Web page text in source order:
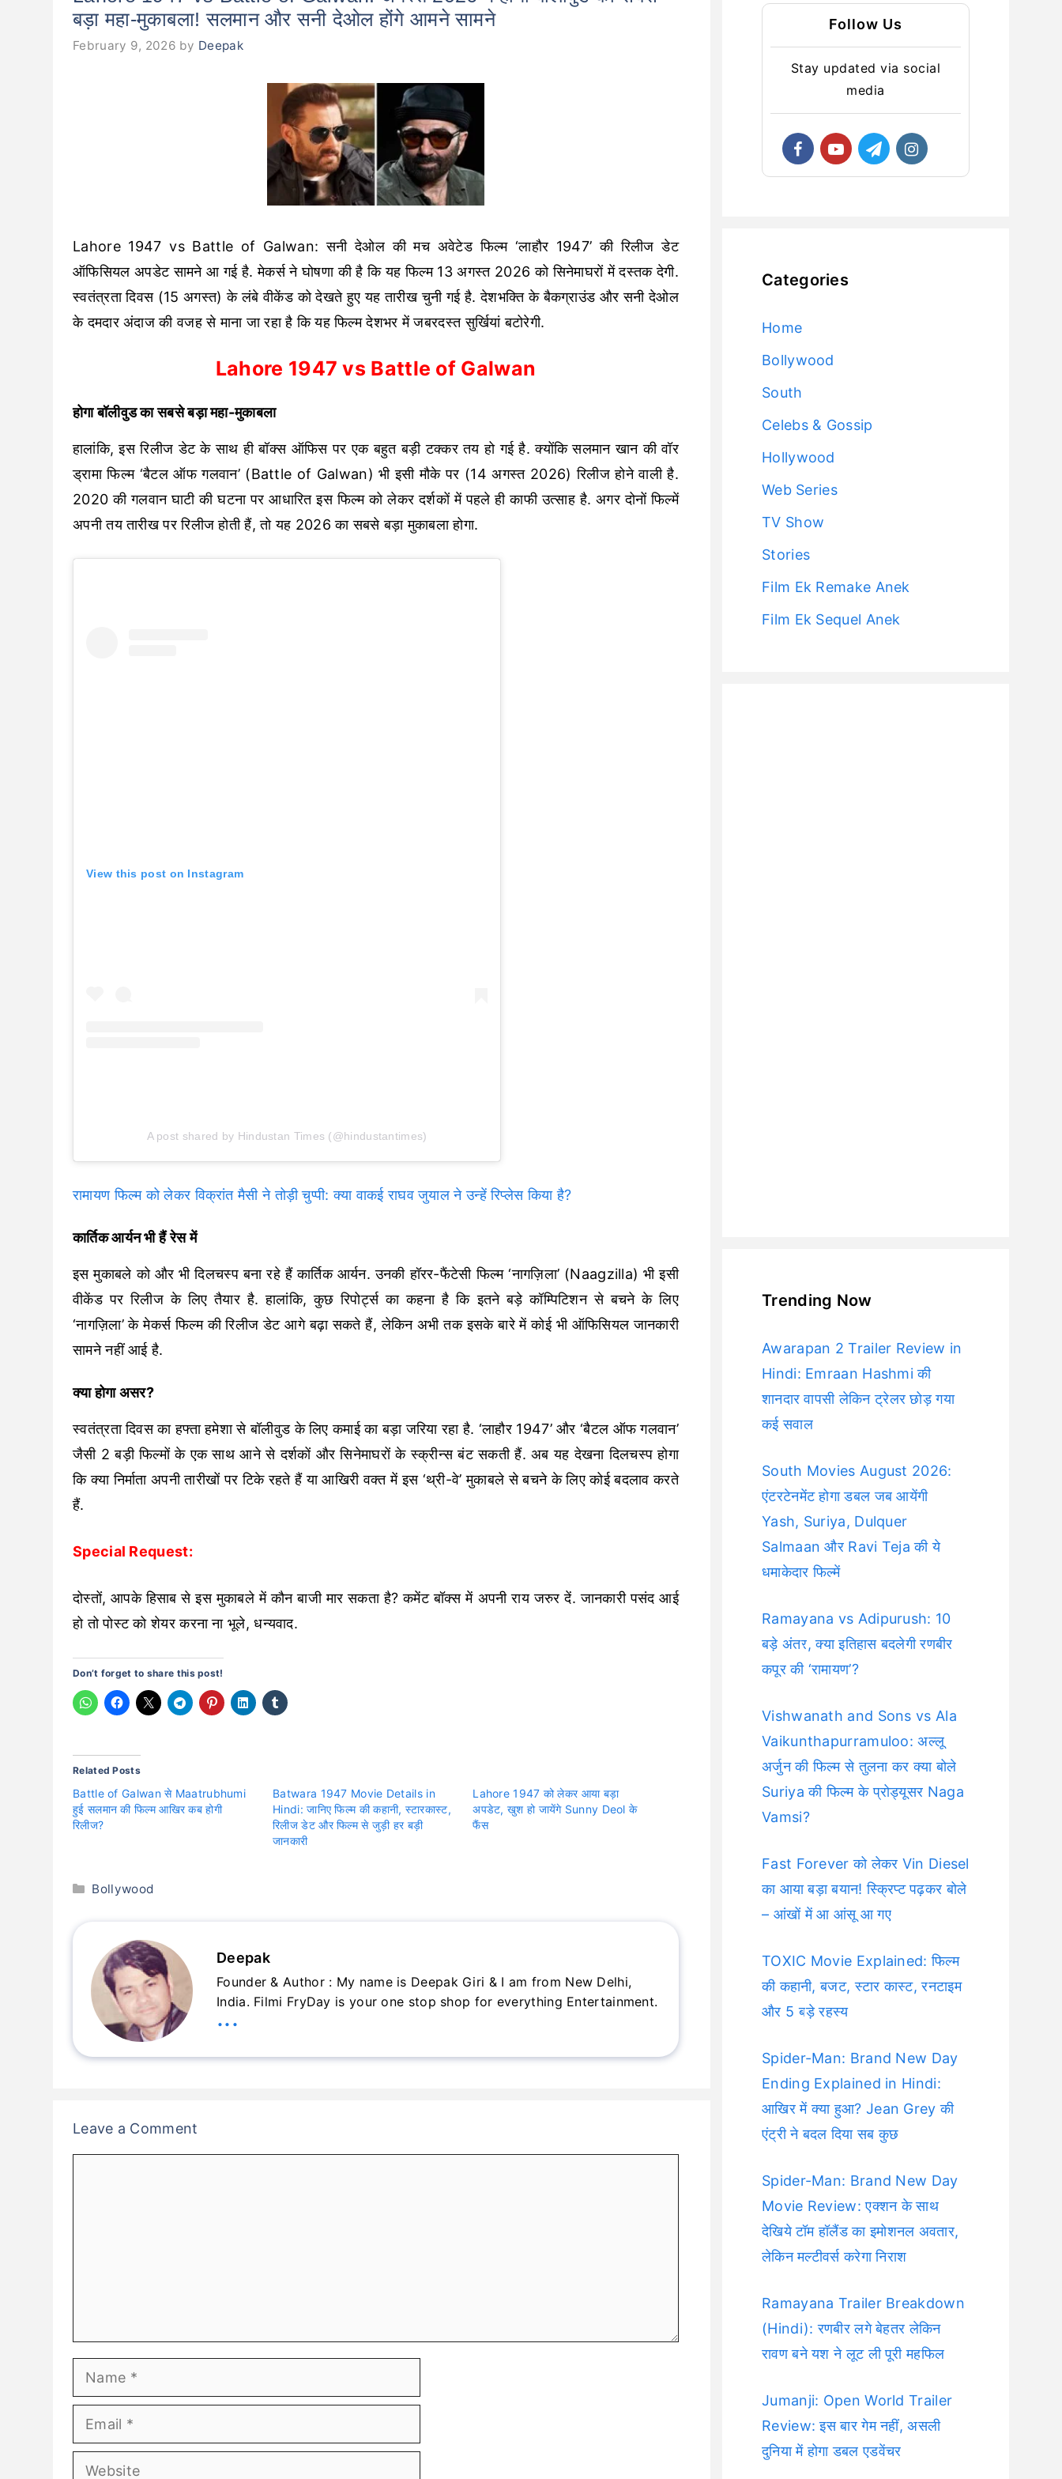
बड़ा महा-मुकाबला! सलमान और सनी देओल होंगे आमने सामने
February 9, 2026 by Deepak
Lahore 1947 vs Battle of Galwan: सनी देओल की मच अवेटेड फिल्म ‘लाहौर 1947’ की रिलीज डेट
ऑफिसियल अपडेट सामने आ गई है. मेकर्स ने घोषणा की है कि यह फिल्म 13 अगस्त 2026 को सिनेमाघरों में दस्तक देगी.
स्वतंत्रता दिवस (15 अगस्त) के लंबे वीकेंड को देखते हुए यह तारीख चुनी गई है. देशभक्ति के बैकग्राउंड और सनी देओल
के दमदार अंदाज की वजह से माना जा रहा है कि यह फिल्म देशभर में जबरदस्त सुर्खियां बटोरेगी.
Lahore 1947 vs Battle of Galwan
होगा बॉलीवुड का सबसे बड़ा महा-मुकाबला
हालांकि, इस रिलीज डेट के साथ ही बॉक्स ऑफिस पर एक बहुत बड़ी टक्कर तय हो गई है. क्योंकि सलमान खान की वॉर
ड्रामा फिल्म ‘बैटल ऑफ गलवान’ (Battle of Galwan) भी इसी मौके पर (14 अगस्त 2026) रिलीज होने वाली है.
2020 की गलवान घाटी की घटना पर आधारित इस फिल्म को लेकर दर्शकों में पहले ही काफी उत्साह है. अगर दोनों फिल्में
अपनी तय तारीख पर रिलीज होती हैं, तो यह 2026 का सबसे बड़ा मुकाबला होगा.
View this post on Instagram
A post shared by Hindustan Times (@hindustantimes)
रामायण फिल्म को लेकर विक्रांत मैसी ने तोड़ी चुप्पी: क्या वाकई राघव जुयाल ने उन्हें रिप्लेस किया है?
कार्तिक आर्यन भी हैं रेस में
इस मुकाबले को और भी दिलचस्प बना रहे हैं कार्तिक आर्यन. उनकी हॉरर-फैंटेसी फिल्म ‘नागज़िला’ (Naagzilla) भी इसी
वीकेंड पर रिलीज के लिए तैयार है. हालांकि, कुछ रिपोर्ट्स का कहना है कि इतने बड़े कॉम्पिटिशन से बचने के लिए
‘नागज़िला’ के मेकर्स फिल्म की रिलीज डेट आगे बढ़ा सकते हैं, लेकिन अभी तक इसके बारे में कोई भी ऑफिसियल जानकारी
सामने नहीं आई है.
क्या होगा असर?
स्वतंत्रता दिवस का हफ्ता हमेशा से बॉलीवुड के लिए कमाई का बड़ा जरिया रहा है. ‘लाहौर 1947’ और ‘बैटल ऑफ गलवान’
जैसी 2 बड़ी फिल्मों के एक साथ आने से दर्शकों और सिनेमाघरों के स्क्रीन्स बंट सकती हैं. अब यह देखना दिलचस्प होगा
कि क्या निर्माता अपनी तारीखों पर टिके रहते हैं या आखिरी वक्त में इस ‘थ्री-वे’ मुकाबले से बचने के लिए कोई बदलाव करते
हैं.
Special Request:
दोस्तों, आपके हिसाब से इस मुकाबले में कौन बाजी मार सकता है? कमेंट बॉक्स में अपनी राय जरुर दें. जानकारी पसंद आई
हो तो पोस्ट को शेयर करना ना भूले, धन्यवाद.
Don’t forget to share this post!
Related Posts
Battle of Galwan से Maatrubhumi
हुई सलमान की फिल्म आखिर कब होगी
रिलीज?
Batwara 1947 Movie Details in
Hindi: जानिए फिल्म की कहानी, स्टारकास्ट,
रिलीज डेट और फिल्म से जुड़ी हर बड़ी
जानकारी
Lahore 1947 को लेकर आया बड़ा
अपडेट, खुश हो जायेंगे Sunny Deol के
फैंस
Categories
Bollywood
Deepak
Founder & Author : My name is Deepak Giri & I am from New Delhi,
India. Filmi FryDay is your one stop shop for everything Entertainment.
...
Leave a Comment
Name
Email
Website
Follow Us
Stay updated via social
media
Categories
Home
Bollywood
South
Celebs & Gossip
Hollywood
Web Series
TV Show
Stories
Film Ek Remake Anek
Film Ek Sequel Anek
Trending Now
Awarapan 2 Trailer Review in
Hindi: Emraan Hashmi की
शानदार वापसी लेकिन ट्रेलर छोड़ गया
कई सवाल
South Movies August 2026:
एंटरटेनमेंट होगा डबल जब आयेंगी
Yash, Suriya, Dulquer
Salmaan और Ravi Teja की ये
धमाकेदार फिल्में
Ramayana vs Adipurush: 10
बड़े अंतर, क्या इतिहास बदलेगी रणबीर
कपूर की ‘रामायण’?
Vishwanath and Sons vs Ala
Vaikunthapurramuloo: अल्लू
अर्जुन की फिल्म से तुलना कर क्या बोले
Suriya की फिल्म के प्रोड्यूसर Naga
Vamsi?
Fast Forever को लेकर Vin Diesel
का आया बड़ा बयान! स्क्रिप्ट पढ़कर बोले
– आंखों में आ आंसू आ गए
TOXIC Movie Explained: फिल्म
की कहानी, बजट, स्टार कास्ट, रनटाइम
और 5 बड़े रहस्य
Spider-Man: Brand New Day
Ending Explained in Hindi:
आखिर में क्या हुआ? Jean Grey की
एंट्री ने बदल दिया सब कुछ
Spider-Man: Brand New Day
Movie Review: एक्शन के साथ
देखिये टॉम हॉलैंड का इमोशनल अवतार,
लेकिन मल्टीवर्स करेगा निराश
Ramayana Trailer Breakdown
(Hindi): रणबीर लगे बेहतर लेकिन
रावण बने यश ने लूट ली पूरी महफिल
Jumanji: Open World Trailer
Review: इस बार गेम नहीं, असली
दुनिया में होगा डबल एडवेंचर